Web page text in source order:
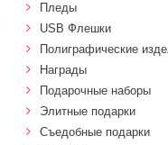
Пледы
USB Флешки
Полиграфические
Награды
Подарочные наборы
Элитные подарки
Cъедобные подарки